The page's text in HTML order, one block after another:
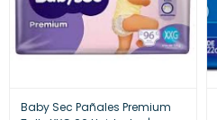
Baby Sec Pañales Premium